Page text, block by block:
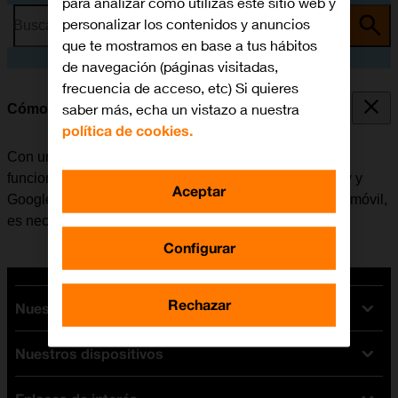
Busca por problema o tema
Cómo activar una cuenta de Google en el móvil
Con una cuenta de Google se tiene acceso a varias
funciones en el móvil, por ejemplo, Gmail, Google Play y
Google+. Antes de activar una cuenta de Google en el móvil,
es necesario
Nuestras tarifas
Tarifas Orange
Tarifas fibra y móvil
Nuestros dispositivos
personalizar los contenidos y anuncios
que te mostramos en base a tus hábitos
de navegación (páginas visitadas,
frecuencia de acceso, etc) Si quieres
saber más, echa un vistazo a nuestra
política de cookies.
Configurar
Rechazar
Aceptar